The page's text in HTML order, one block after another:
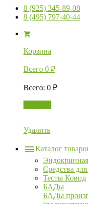
8 (925) 345-89-08
8 (495) 797-40-44
Корзина
Всего 0 ₽
Всего: 0 ₽
Удалить
Каталог
Средства
Тесты Ковид
БАДы
БАДы